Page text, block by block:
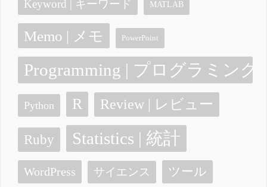
Keyword | キーワード MATLAB
Memo | メモ PowerPoint
Programming | プログラミング
Python R Review | レビュー
Ruby Statistics | 統計
WordPress サイエンス ツール